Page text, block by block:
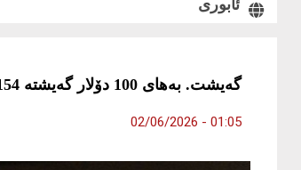
ئابوری
گەیشت. بەهای 100 دۆلار گەیشتە 154 هەزار دینار
01:05 - 02/06/2026